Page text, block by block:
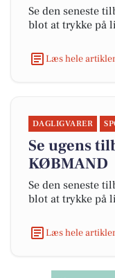
Se den seneste
blot at trykke på
Læs hele
DAGLIGVARER
Se ugens
KØBMAND
Se den seneste
blot at trykke på
Læs hele